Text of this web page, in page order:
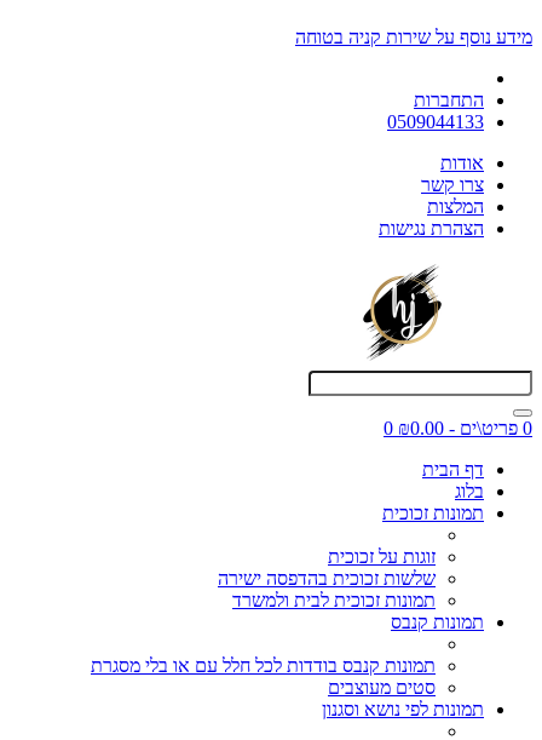
מידע נוסף על שירות קניה בטוחה
התחברות
0509044133
אודות
צרו קשר
המלצות
הצהרת נגישות
0 פריט\ים - ₪0.00
0
דף הבית
בלוג
תמונות זכוכית
זוגות על זכוכית
שלשות זכוכית בהדפסה ישירה
תמונות זכוכית לבית ולמשרד
תמונות קנבס
תמונות קנבס בודדות לכל חלל עם או בלי מסגרת
סטים מעוצבים
תמונות לפי נושא וסגנון